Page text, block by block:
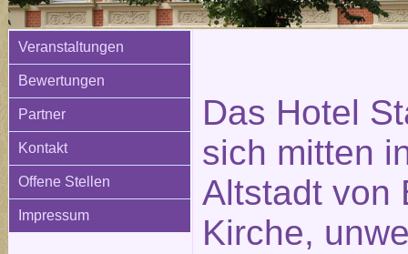
Veranstaltungen
Bewertungen
Partner
Kontakt
Offene Stellen
Impressum
Das Hotel
sich mitten
Altstadt von
Kirche,